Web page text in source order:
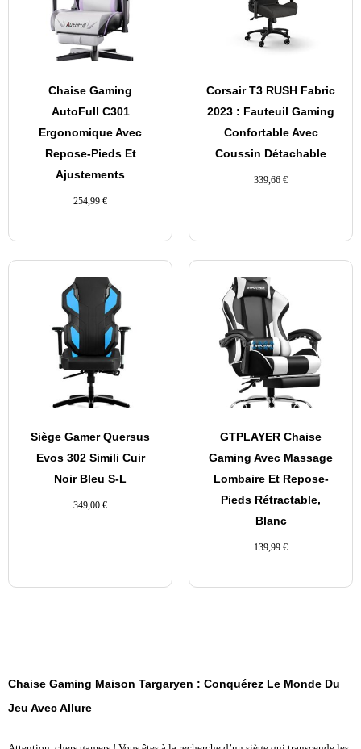
Chaise Gaming
AutoFull C301
Ergonomique Avec
Repose-Pieds Et
Ajustements
254,99 €
Corsair T3 RUSH Fabric
2023 : Fauteuil Gaming
Confortable Avec
Coussin Détachable
339,66 €
Siège Gamer Quersus
Evos 302 Simili Cuir
Noir Bleu S-L
349,00 €
GTPLAYER Chaise
Gaming Avec Massage
Lombaire Et Repose-
Pieds Rétractable,
Blanc
139,99 €
Chaise Gaming Maison Targaryen : Conquérez Le Monde Du
Jeu Avec Allure